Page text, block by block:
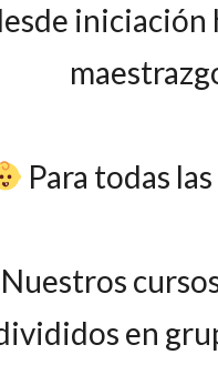
iniciación
Para todas
Nuestros
en